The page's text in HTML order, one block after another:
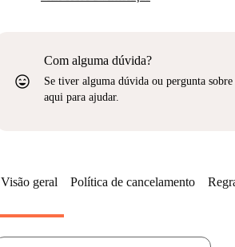
sentiment_very_satisfied
Com alguma dúvida?
Se tiver alguma dúvida ou pergunta sobre
aqui para ajudar.
Visão geral Política de cancelamento